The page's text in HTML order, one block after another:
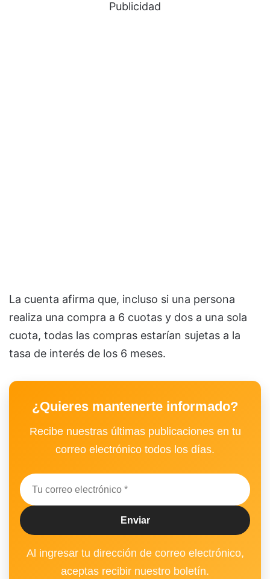
Publicidad
La cuenta afirma que, incluso si una persona
realiza una compra a 6 cuotas y dos a una sola
cuota, todas las compras estarían sujetas a la
tasa de interés de los 6 meses.
¿Quieres mantenerte informado?
Recibe nuestras últimas publicaciones en tu
correo electrónico todos los días.
Al ingresar tu dirección de correo electrónico,
aceptas recibir nuestro boletín.